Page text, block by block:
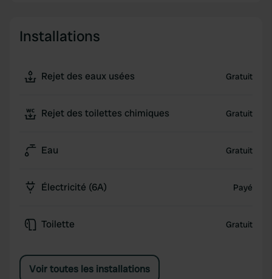
Installations
Rejet des eaux usées Gratuit
Rejet des toilettes chimiques Gratuit
Eau Gratuit
Électricité (6A) Payé
Toilette Gratuit
Voir toutes les installations